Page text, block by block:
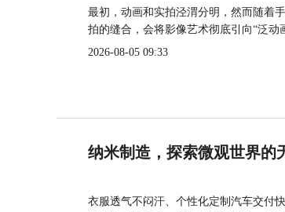
最初，动画和实拍泾渭分明，然而随着
拍的缝合，会将影像艺术彻底引向“泛动
2026-08-05 09:33
纳米制造，探索微观世界的
衣服透气不闷汗、个性化定制汽车交付